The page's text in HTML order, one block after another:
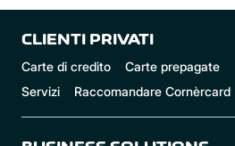
CLIENTI PRIVATI
Carte di credito Carte prepagate
Servizi
Raccomandare Cornèrcard